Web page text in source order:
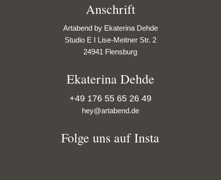
Anschrift
Artabend by Ekaterina Dehde
Studio E I Lise-Meitner Str. 2
24941 Flensburg
Ekaterina Dehde
+49 176 55 65 26 49
hey@artabend.de
Folge uns auf Insta